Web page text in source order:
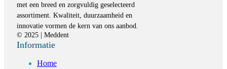
met een breed en zorgvuldig geselecteerd
assortiment. Kwaliteit, duurzaamheid en
innovatie vormen de kern van ons aanbod.
© 2025 | Meddent
Informatie
Home